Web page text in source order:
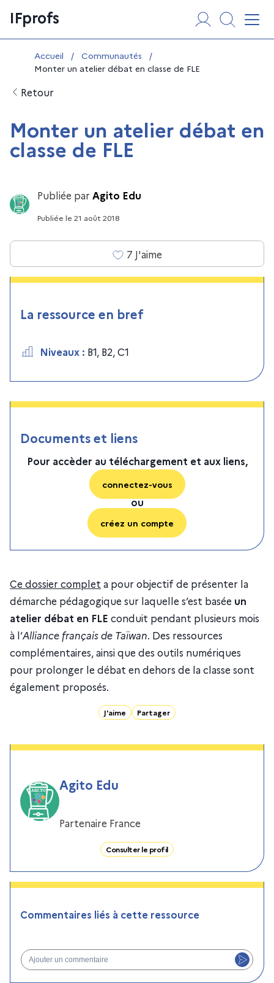
au
contenu
IFprofs
Vous êtes ici :
Accueil / Communautés
/
Monter un atelier débat en classe de FLE
Retour
Monter un atelier débat en
classe de FLE
Publiée parAgito Edu
Publiée le 21 août 2018
7 J'aime
La ressource en bref
Niveaux : B1, B2,C1
Documents et liens
Pour accèder au téléchargement et aux liens,
connectez-vous
ou
créez un compte
Ce dossier complet a pour objectif de présenter la
démarche pédagogique sur laquelle s’est basée un
atelier débat en FLE conduit pendant plusieurs mois
à l’Alliance français de Taïwan. Des ressources
complémentaires, ainsi que des outils numériques
pour prolonger le débat en dehors de la classe sont
également proposés.
J'aime Partager
Agito Edu
Partenaire France
Consulter le profil
Commentaires liés à cette ressource
Ajouter un commentaire